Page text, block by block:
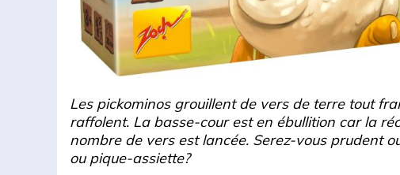
Les pickominos grouillent de vers de terre tout
raffolent. La basse-cour est en ébullition car la
nombre de vers est lancée. Serez-vous prudent
ou pique-assiette?